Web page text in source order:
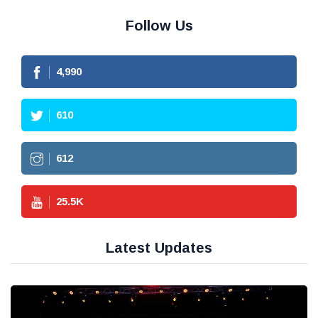
Follow Us
4,990
610
612
25.5K
Latest Updates